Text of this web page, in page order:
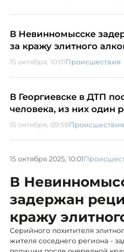
В Невинномысске
за кражу элитного
15 октября, 10:01Происшествия
В Георгиевске в ДТП
человека, из них один
15 октября, 09:59Происшествия
15 октября 2025, 10:01
В
задержан
кражу
Серийного похитителя
жителя соседнего региона -